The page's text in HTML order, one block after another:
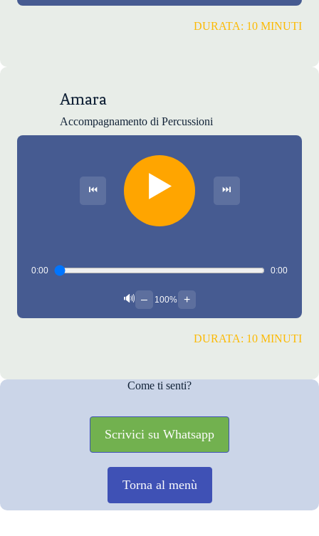
DURATA: 10 MINUTI
Amara
Accompagnamento di Percussioni
⏮ ▶️ ⏭
0:00 0:00
🔊 – 100% +
DURATA: 10 MINUTI
Come ti senti?
Scrivici su Whatsapp
Torna al menù